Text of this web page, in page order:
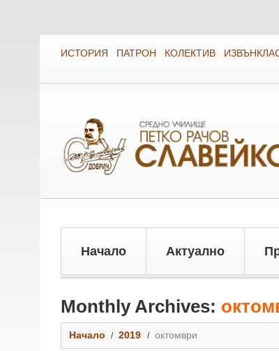
ИСТОРИЯ ПАТРОН КОЛЕКТИВ
Начало Актуално
Monthly Archives:
Начало 2019 октомври